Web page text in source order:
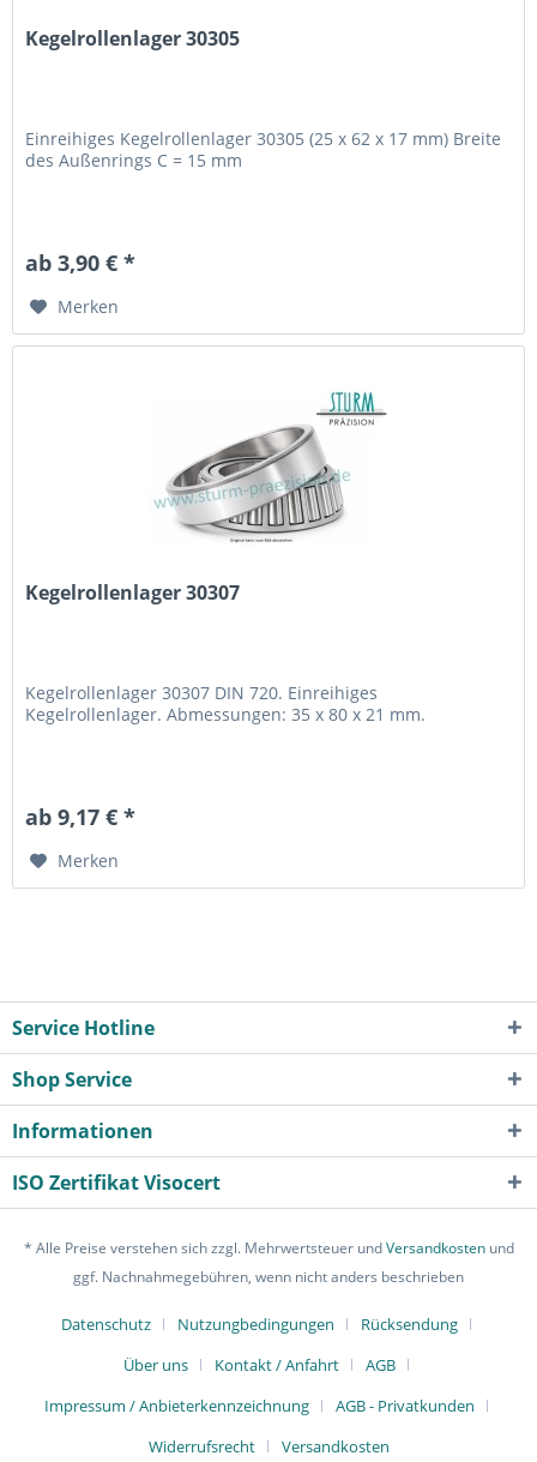
Kegelrollenlager 30305
Einreihiges Kegelrollenlager 30305 (25 x 62 x 17 mm) Breite
des Außenrings C = 15 mm
ab 3,90 € *
Merken
Kegelrollenlager 30307
Kegelrollenlager 30307 DIN 720. Einreihiges
Kegelrollenlager. Abmessungen: 35 x 80 x 21 mm.
ab 9,17 € *
Merken
Service Hotline
Shop Service
Informationen
ISO Zertifikat Visocert
* Alle Preise verstehen sich zzgl. Mehrwertsteuer undVersandkostenund
ggf. Nachnahmegebühren, wenn nicht anders beschrieben
Datenschutz Nutzungbedingungen
Rücksendung
Über uns
Kontakt / Anfahrt
AGB
Impressum / Anbieterkennzeichnung
AGB - Privatkunden
Widerrufsrecht
Versandkosten